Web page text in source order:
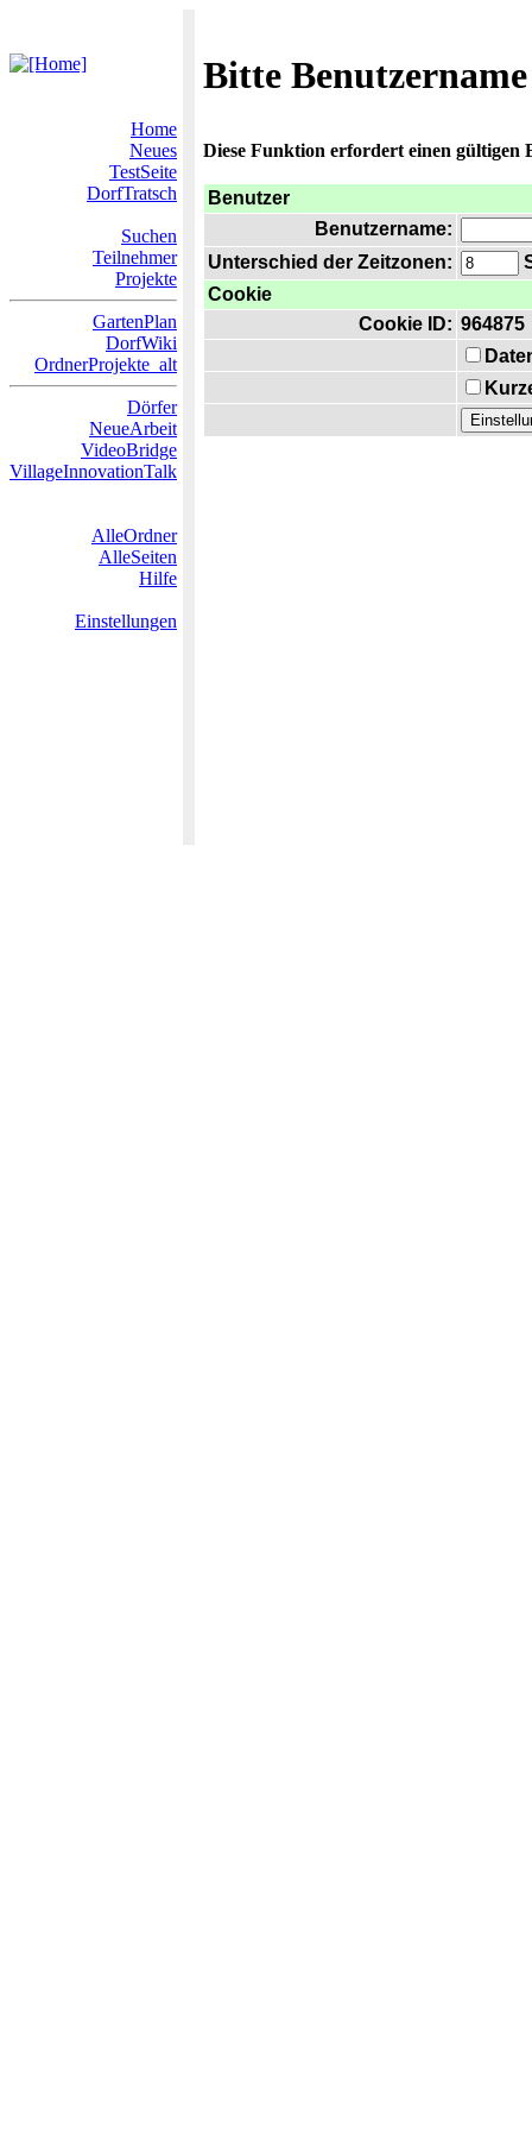
Bitte
Home
Neues
TestSeite
DorfTratsch
Suchen
Teilnehmer
Projekte
GartenPlan
DorfWiki
OrdnerProjekte_alt
Dörfer
NeueArbeit
VideoBridge
VillageInnovationTalk
AlleOrdner
AlleSeiten
Hilfe
Einstellungen
Diese Funktion erfordert einen gültigen
Benutzer
Benutzername:
Unterschied der Zeitzonen:
Cookie
Cookie ID: 964875